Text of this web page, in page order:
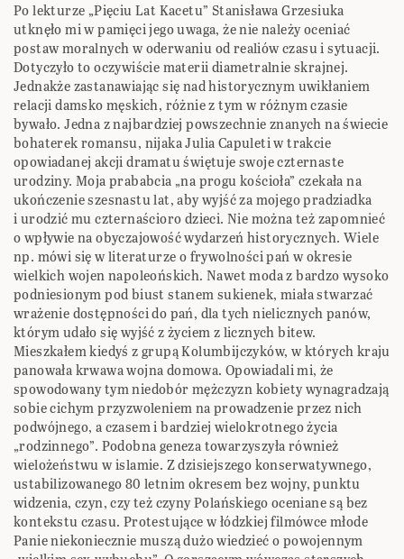
Po lekturze „Pięciu Lat Kacetu” Stanisława Grzesiuka
utknęło mi w pamięci jego uwaga, że nie należy oceniać
postaw moralnych w oderwaniu od realiów czasu i sytuacji.
Dotyczyło to oczywiście materii diametralnie skrajnej.
Jednakże zastanawiając się nad historycznym uwikłaniem
relacji damsko męskich, różnie z tym w różnym czasie
bywało. Jedna z najbardziej powszechnie znanych na świecie
bohaterek romansu, nijaka Julia Capuleti w trakcie
opowiadanej akcji dramatu świętuje swoje czternaste
urodziny. Moja prababcia „na progu kościoła” czekała na
ukończenie szesnastu lat, aby wyjść za mojego pradziadka
i urodzić mu czternaścioro dzieci. Nie można też zapomnieć
o wpływie na obyczajowość wydarzeń historycznych. Wiele
np. mówi się w literaturze o frywolności pań w okresie
wielkich wojen napoleońskich. Nawet moda z bardzo wysoko
podniesionym pod biust stanem sukienek, miała stwarzać
wrażenie dostępności do pań, dla tych nielicznych panów,
którym udało się wyjść z życiem z licznych bitew.
Mieszkałem kiedyś z grupą Kolumbijczyków, w których kraju
panowała krwawa wojna domowa. Opowiadali mi, że
spowodowany tym niedobór mężczyzn kobiety wynagradzają
sobie cichym przyzwoleniem na prowadzenie przez nich
podwójnego, a czasem i bardziej wielokrotnego życia
„rodzinnego”. Podobna geneza towarzyszyła również
wielożeństwu w islamie. Z dzisiejszego konserwatywnego,
ustabilizowanego 80 letnim okresem bez wojny, punktu
widzenia, czyn, czy też czyny Polańskiego oceniane są bez
kontekstu czasu. Protestujące w łódzkiej filmówce młode
Panie niekoniecznie muszą dużo wiedzieć o powojennym